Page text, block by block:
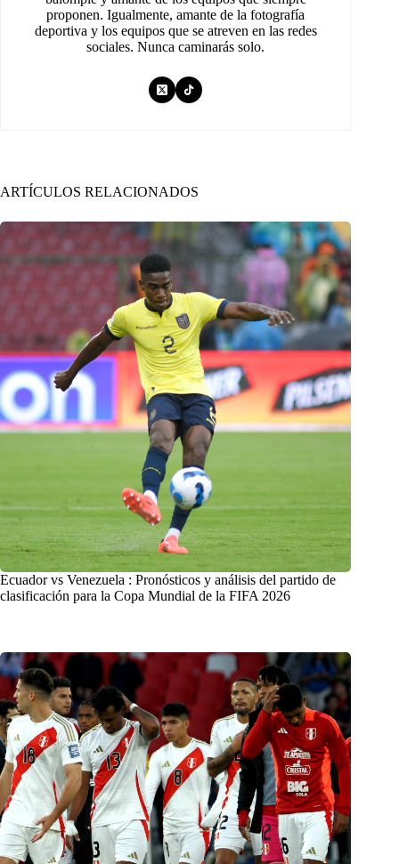
proponen. Igualmente, amante de la fotografía
deportiva y los equipos que se atreven en las redes
sociales. Nunca caminarás solo.
ARTÍCULOS RELACIONADOS
Ecuador vs Venezuela : Pronósticos y análisis del partido de
clasificación para la Copa Mundial de la FIFA 2026